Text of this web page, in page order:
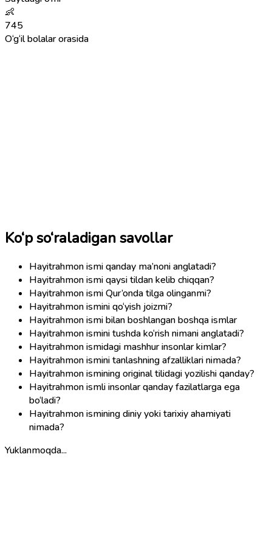
👶
745
O‘g‘il bolalar orasida
Ko‘p so‘raladigan savollar
Hayitrahmon ismi qanday ma’noni anglatadi?
Hayitrahmon ismi qaysi tildan kelib chiqqan?
Hayitrahmon ismi Qur’onda tilga olinganmi?
Hayitrahmon ismini qo‘yish joizmi?
Hayitrahmon ismi bilan boshlangan boshqa ismlar
Hayitrahmon ismini tushda ko‘rish nimani anglatadi?
Hayitrahmon ismidagi mashhur insonlar kimlar?
Hayitrahmon ismini tanlashning afzalliklari nimada?
Hayitrahmon ismining original tilidagi yozilishi qanday?
Hayitrahmon ismli insonlar qanday fazilatlarga ega
bo‘ladi?
Hayitrahmon ismining diniy yoki tarixiy ahamiyati
nimada?
Yuklanmoqda...